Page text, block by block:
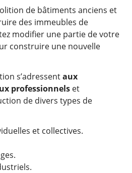
de bâtiments anciens et
des immeubles de
modifier une partie de votre
construire une nouvelle
s’adressentaux
professionnels et
de divers types de
et collectives.